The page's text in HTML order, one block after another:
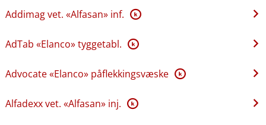
Addimag vet. «Alfasan» inf. K
AdTab «Elanco» tyggetabl. K
Advocate «Elanco» påflekkingsvæske K
Alfadexx vet. «Alfasan» inj. K